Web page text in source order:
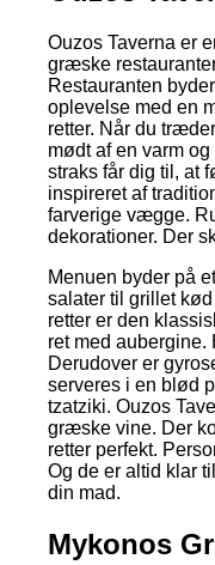
Ouzos Taverna er
græske
Restauranten
oplevelse med en
retter. Når du
mødt af en varm
straks får dig til, at
inspireret af
farverige vægge.
dekorationer. Der
Menuen byder på
salater til grillet
retter er den
ret med aubergine.
Derudover er
serveres i en blød
tzatziki. Ouzos
græske vine. Der
retter perfekt.
Og de er altid klar
din mad.
Mykonos